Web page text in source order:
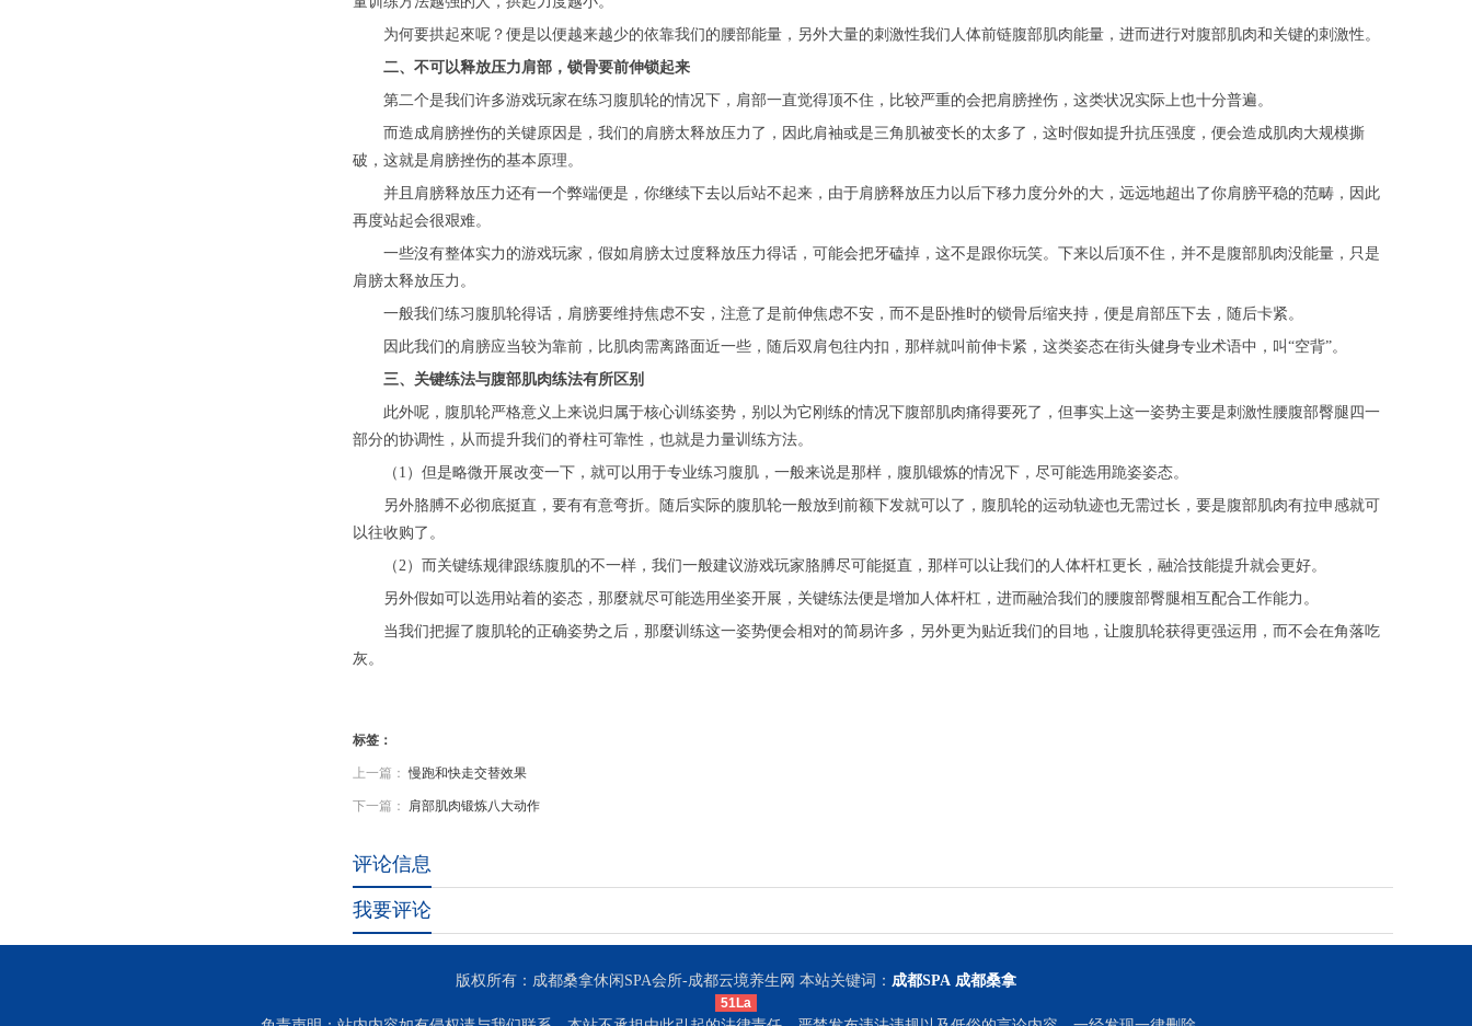
为何要拱起來呢？便是以便越来越少的依靠我们的腰部能量，另外大量的刺激性我们人体前链腹部肌肉能量，进而进行对腹部肌肉和关键的刺激性。
二、不可以释放压力肩部，锁骨要前伸锁起来
第二个是我们许多游戏玩家在练习腹肌轮的情况下，肩部一直觉得顶不住，比较严重的会把肩膀挫伤，这类状况实际上也十分普遍。
而造成肩膀挫伤的关键原因是，我们的肩膀太释放压力了，因此肩袖或是三角肌被变长的太多了，这时假如提升抗压强度，便会造成肌肉大规模撕
破，这就是肩膀挫伤的基本原理。
并且肩膀释放压力还有一个弊端便是，你继续下去以后站不起来，由于肩膀释放压力以后下移力度分外的大，远远地超出了你肩膀平稳的范畴，因此
再度站起会很艰难。
一些沒有整体实力的游戏玩家，假如肩膀太过度释放压力得话，可能会把牙磕掉，这不是跟你玩笑。下来以后顶不住，并不是腹部肌肉没能量，只是
肩膀太释放压力。
一般我们练习腹肌轮得话，肩膀要维持焦虑不安，注意了是前伸焦虑不安，而不是卧推时的锁骨后缩夹持，便是肩部压下去，随后卡紧。
因此我们的肩膀应当较为靠前，比肌肉需离路面近一些，随后双肩包往内扣，那样就叫前伸卡紧，这类姿态在街头健身专业术语中，叫“空背”。
三、关键练法与腹部肌肉练法有所区别
此外呢，腹肌轮严格意义上来说归属于核心训练姿势，别以为它刚练的情况下腹部肌肉痛得要死了，但事实上这一姿势主要是刺激性腰腹部臀腿四一
部分的协调性，从而提升我们的脊柱可靠性，也就是力量训练方法。
（1）但是略微开展改变一下，就可以用于专业练习腹肌，一般来说是那样，腹肌锻炼的情况下，尽可能选用跪姿姿态。
另外胳膊不必彻底挺直，要有有意弯折。随后实际的腹肌轮一般放到前额下发就可以了，腹肌轮的运动轨迹也无需过长，要是腹部肌肉有拉申感就可
以往收购了。
（2）而关键练规律跟练腹肌的不一样，我们一般建议游戏玩家胳膊尽可能挺直，那样可以让我们的人体杆杠更长，融洽技能提升就会更好。
另外假如可以选用站着的姿态，那麼就尽可能选用坐姿开展，关键练法便是增加人体杆杠，进而融洽我们的腰腹部臀腿相互配合工作能力。
当我们把握了腹肌轮的正确姿势之后，那麼训练这一姿势便会相对的简易许多，另外更为贴近我们的目地，让腹肌轮获得更强运用，而不会在角落吃
灰。
标签：
上一篇：慢跑和快走交替效果
下一篇： 肩部肌肉锻炼八大动作
评论信息
我要评论
版权所有：成都桑拿休闲SPA会所-成都云境养生网 本站关键词： 成都SPA 成都桑拿
51La